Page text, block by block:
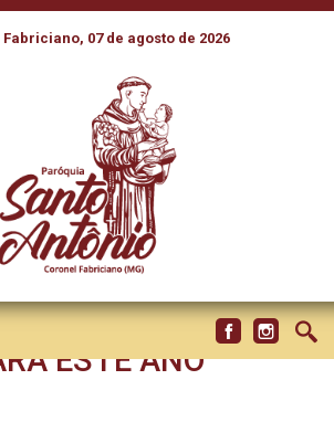
07 de agosto de 2026
COMISSÃO DE
AO
DE PESSOAS
2022 E PLANEJOU
DE INCIDÊNCIA
ESTE ANO